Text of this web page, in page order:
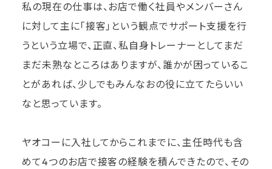
私の現在の仕事は、お店で働く社員やメンバーさん
に対して主に「接客」という観点でサポート支援を行
うという立場で、正直、私自身トレーナーとしてまだ
まだ未熟なところはありますが、誰かが困っているこ
とがあれば、少しでもみんなおの役に立てたらいい
なと思っています。
ヤオコーに入社してからこれまでに、主任時代も含
めて4つのお店で接客の経験を積んできたので、その